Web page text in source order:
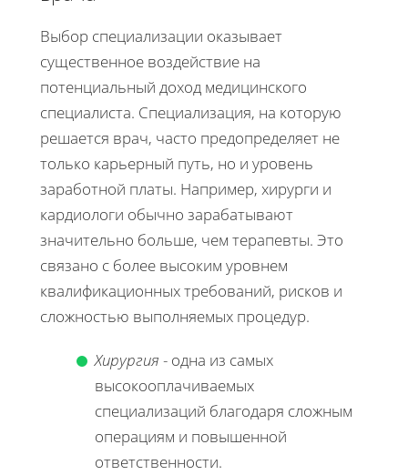
Выбор специализации оказывает
существенное воздействие на
потенциальный доход медицинского
специалиста. Специализация, на которую
решается врач, часто предопределяет не
только карьерный путь, но и уровень
заработной платы. Например, хирурги и
кардиологи обычно зарабатывают
значительно больше, чем терапевты. Это
связано с более высоким уровнем
квалификационных требований, рисков и
сложностью выполняемых процедур.
Хирургия - одна из самых
высокооплачиваемых
специализаций благодаря сложным
операциям и повышенной
ответственности.